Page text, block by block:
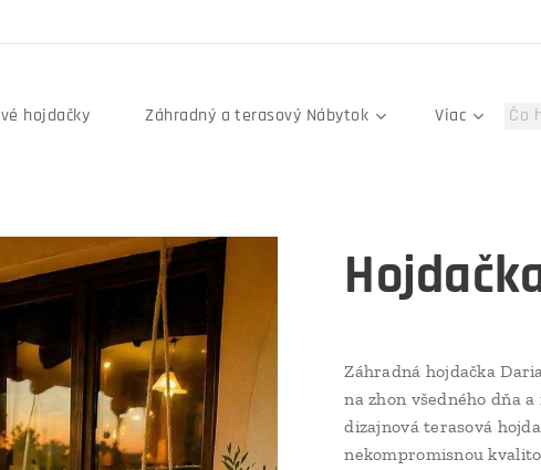
hojdačky Záhradný a terasový Nábytok Viac
Záhradná hojdačka
na zhon všedného dňa
dizajnová terasová
nekompromisnou